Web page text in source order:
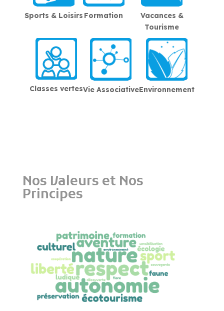
Sports & Loisirs Formation
Vacances &
Tourisme
Classes vertesVie AssociativeEnvironnement
Nos Valeurs et Nos
Principes